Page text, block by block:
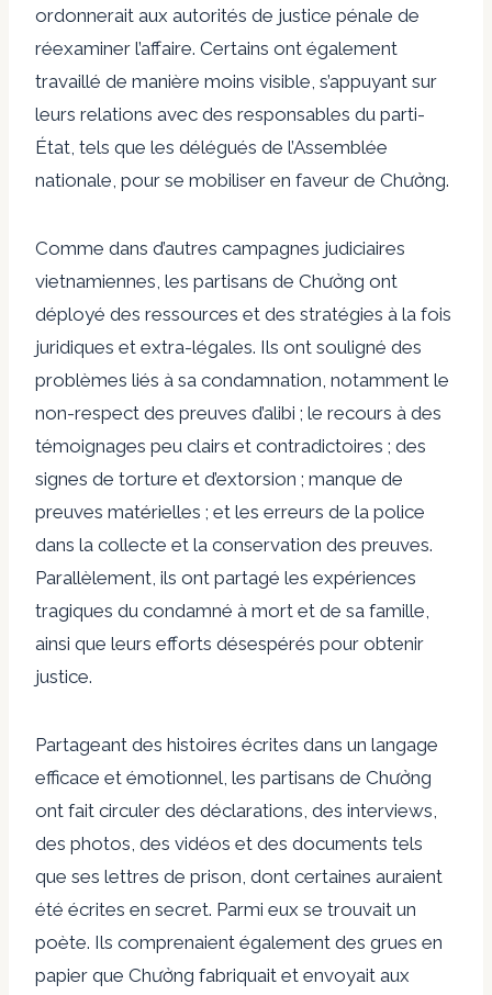
ordonnerait aux autorités de justice pénale de
réexaminer l’affaire. Certains ont également
travaillé de manière moins visible, s’appuyant sur
leurs relations avec des responsables du parti-
État, tels que les délégués de l’Assemblée
nationale, pour se mobiliser en faveur de Chưởng.
Comme dans d’autres campagnes judiciaires
vietnamiennes, les partisans de Chưởng ont
déployé des ressources et des stratégies à la fois
juridiques et extra-légales. Ils ont souligné des
problèmes liés à sa condamnation, notamment le
non-respect des preuves d’alibi ; le recours à des
témoignages peu clairs et contradictoires ; des
signes de torture et d’extorsion ; manque de
preuves matérielles ; et les erreurs de la police
dans la collecte et la conservation des preuves.
Parallèlement, ils ont partagé les expériences
tragiques du condamné à mort et de sa famille,
ainsi que leurs efforts désespérés pour obtenir
justice.
Partageant des histoires écrites dans un langage
efficace et émotionnel, les partisans de Chưởng
ont fait circuler des déclarations, des interviews,
des photos, des vidéos et des documents tels
que ses lettres de prison, dont certaines auraient
été écrites en secret. Parmi eux se trouvait un
poète. Ils comprenaient également des grues en
papier que Chưởng fabriquait et envoyait aux